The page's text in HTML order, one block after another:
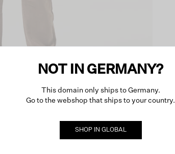
NOT IN GERMANY?
This domain only ships to Germany.
Go to the webshop that ships to your country.
SHOP IN GLOBAL